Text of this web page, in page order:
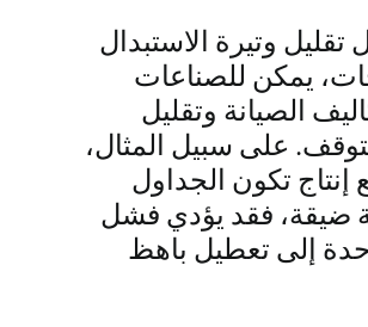
تقليل وتيرة الاستبدال
يمكن للصناعات
الصيانة وتقليل
على سبيل المثال،
تكون الجداول
ضيقة، فقد يؤدي فشل
إلى تعطيل باهظ